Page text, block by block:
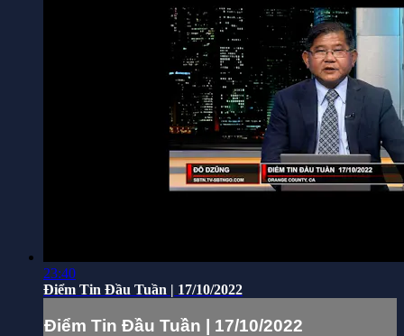
23:40
Điểm Tin Đầu Tuần | 17/10/2022
Điểm Tin Đầu Tuần | 17/10/2022